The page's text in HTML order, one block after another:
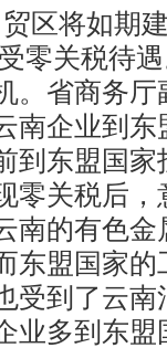
区将如期
零关税待
。省商务
南企业到
到东盟国
零关税后
南的有色
东盟国家
受到了云
业多到东